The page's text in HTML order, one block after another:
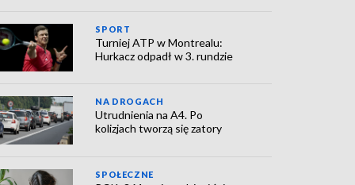
SPORT
Turniej ATP w Montrealu:
Hurkacz odpadł w 3. rundzie
NA DROGACH
Utrudnienia na A4. Po
kolizjach tworzą się zatory
SPOŁECZNE